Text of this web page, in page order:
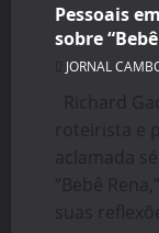
Pessoais
sobre
JORNAL
Richard
roteirista e
aclamada
“Bebê
suas